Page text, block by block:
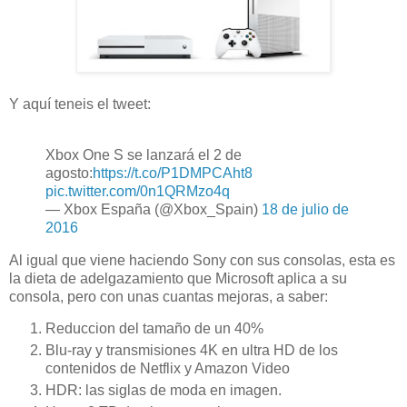
Y aquí teneis el tweet:
Xbox One S se lanzará el 2 de
agosto:https://t.co/P1DMPCAht8
pic.twitter.com/0n1QRMzo4q
— Xbox España (@Xbox_Spain) 18 de julio de
2016
Al igual que viene haciendo Sony con sus consolas, esta es
la dieta de adelgazamiento que Microsoft aplica a su
consola, pero con unas cuantas mejoras, a saber:
Reduccion del tamaño de un 40%
Blu-ray y transmisiones 4K en ultra HD de los
contenidos de Netflix y Amazon Video
HDR: las siglas de moda en imagen.